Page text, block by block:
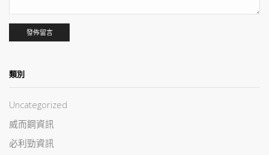
類別
Uncategorized
威而鋼資訊
必利勁資訊